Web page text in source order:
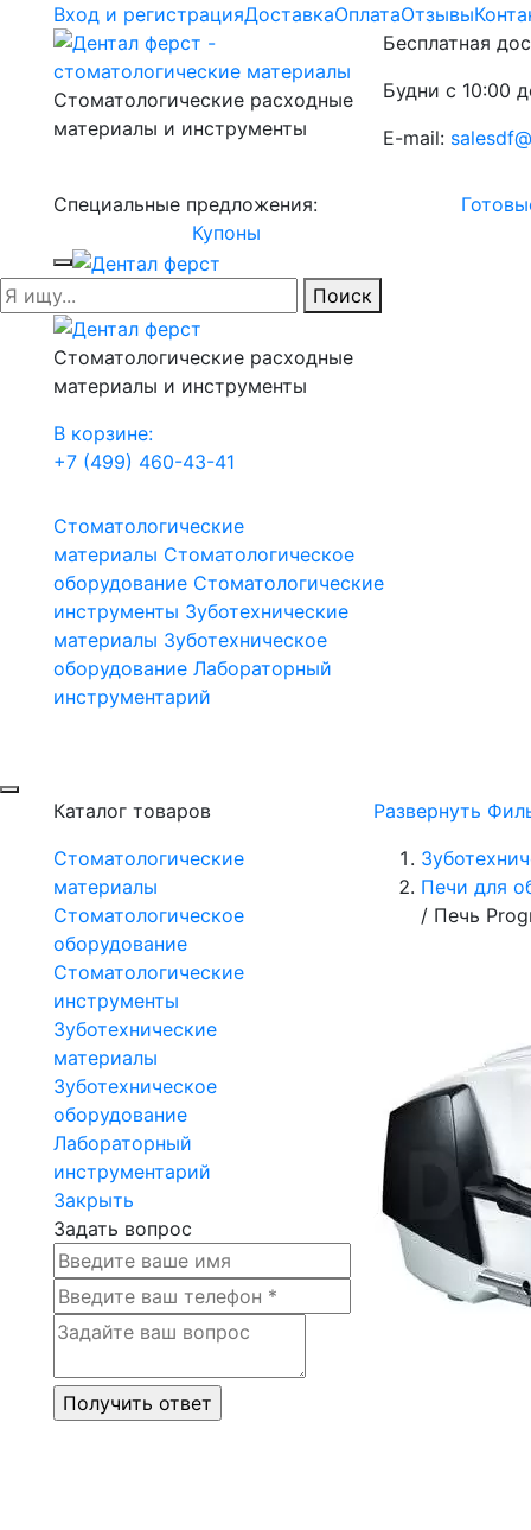
Вход и регистрацияДоставкаОплатаОтзывы
Стоматологические расходные
материалы и инструменты
Бесплатная
Будни с 10:00
E-mail:
Специальные предложения:
Купоны
Поиск
Стоматологические расходные
материалы и инструменты
В корзине:
+7 (499) 460-43-41
Стоматологические
материалы Стоматологическое
оборудование Стоматологические
инструменты Зуботехнические
материалы Зуботехническое
оборудование Лабораторный
инструментарий
Каталог товаров
Стоматологические
материалы
Стоматологическое
оборудование
Стоматологические
инструменты
Зуботехнические
материалы
Зуботехническое
оборудование
Лабораторный
инструментарий
Закрыть
Задать вопрос
Развернуть
Печи для
/ Печь